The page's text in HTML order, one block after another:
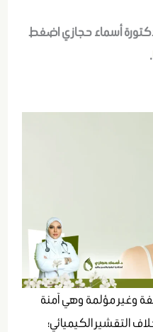
دكتورة أسماء حجازي اضغط
.
وغير مؤلمة وهي آمنة
التقشير الكيميائي؛